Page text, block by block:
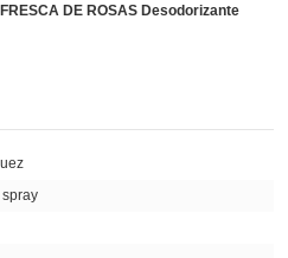
DE ROSAS Desodorizante